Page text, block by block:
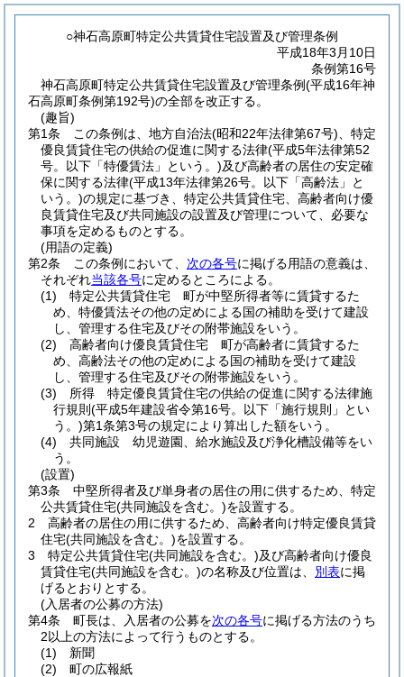
○神石高原町特定公共賃貸住宅設置及び管理条例
平成18年3月10日
条例第16号
神石高原町特定公共賃貸住宅設置及び管理条例(平成16年神
石高原町条例第192号)の全部を改正する。
(趣旨)
第1条
この条例は、地方自治法(昭和22年法律第67号) 、特定
優良賃貸住宅の供給の促進に関する法律(平成5年法律第52
号。以下「特優賃法」という。)及び高齢者の居住の安定確
保に関する法律(平成13年法律第26号。以下「高齢法」と
いう。)の規定に基づき、特定公共賃貸住宅、高齢者向け優
良賃貸住宅及び共同施設の設置及び管理について、必要な
事項を定めるものとする。
(用語の定義)
第2条
この条例において、 次の各号に掲げる用語の意義は、
それぞれ当該各号に定めるところによる。
(1)
特定公共賃貸住宅 町が中堅所得者等に賃貸するた
め、特優賃法その他の定めによる国の補助を受けて建設
し、管理する住宅及びその附帯施設をいう。
(2)
高齢者向け優良賃貸住宅 町が高齢者に賃貸するた
め、高齢法その他の定めによる国の補助を受けて建設
し、管理する住宅及びその附帯施設をいう。
(3)
所得 特定優良賃貸住宅の供給の促進に関する法律施
行規則 (平成5年建設省令第16号。以下「施行規則」とい
う。)第1条第3号の規定により算出した額をいう。
(4)
共同施設 幼児遊園、給水施設及び浄化槽設備等をい
う。
(設置)
第3条
中堅所得者及び単身者の居住の用に供するため、特定
公共賃貸住宅(共同施設を含む。)を設置する。
2
高齢者の居住の用に供するため、高齢者向け特定優良賃貸
住宅(共同施設を含む。)を設置する。
3
特定公共賃貸住宅(共同施設を含む。)及び高齢者向け優良
賃貸住宅(共同施設を含む。)の名称及び位置は、 別表に掲
げるとおりとする。
(入居者の公募の方法)
第4条
町長は、入居者の公募を次の各号に掲げる方法のうち
2以上の方法によって行うものとする。
(1)
新聞
(2)
町の広報紙